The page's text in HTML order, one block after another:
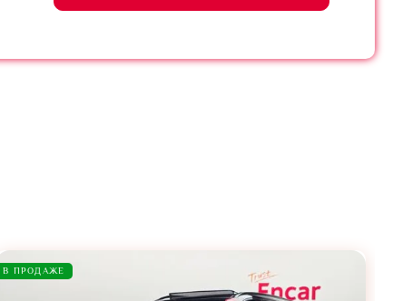
В ПРОДАЖЕ